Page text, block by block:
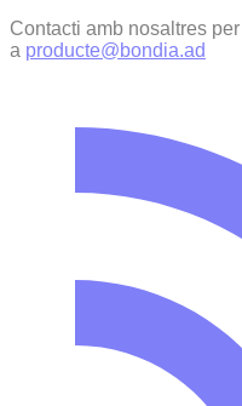
Contacti amb nosaltres
a producte@bondia.ad